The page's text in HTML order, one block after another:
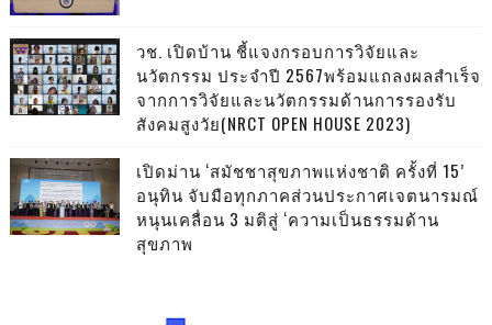
วช. เปิดบ้าน ชี้แจงกรอบการวิจัยและ
นวัตกรรม ประจำปี 2567พร้อมแถลงผลสำเร็จ
จากการวิจัยและนวัตกรรมด้านการรองรับ
สังคมสูงวัย(NRCT OPEN HOUSE 2023)
เปิดม่าน ‘สมัชชาสุขภาพแห่งชาติ ครั้งที่ 15’
อนุทิน จับมือทุกภาคส่วนประกาศเจตนารมณ์
หนุนเคลื่อน 3 มติสู่ ‘ความเป็นธรรมด้าน
สุขภาพ